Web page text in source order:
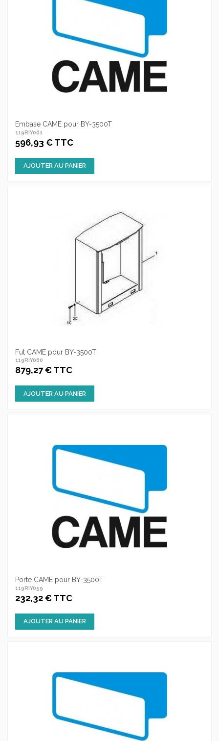
Embase CAME pour BY-3500T
119RIY061
596,93 € TTC
AJOUTER AU PANIER
Fut CAME pour BY-3500T
119RIY060
879,27 € TTC
AJOUTER AU PANIER
Porte CAME pour BY-3500T
119RIY059
232,32 € TTC
AJOUTER AU PANIER